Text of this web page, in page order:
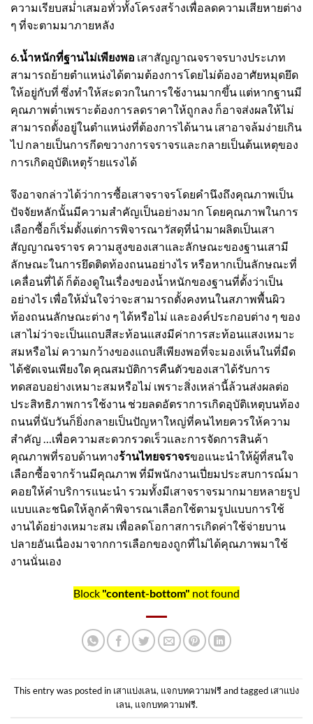
ความเรียบสม่ำเสมอทั่วทั้งโครงสร้างเพื่อลดความเสียหายต่าง
ๆ ที่จะตามมาภายหลัง
6.น้ำหนักที่ฐานไม่เพียงพอ เสาสัญญาณจราจรบางประเภท
สามารถย้ายตำแหน่งได้ตามต้องการโดยไม่ต้องอาศัยหมุดยึด
ให้อยู่กับที่ ซึ่งทำให้สะดวกในการใช้งานมากขึ้น แต่หากฐานมี
คุณภาพต่ำเพราะต้องการลดราคาให้ถูกลง ก็อาจส่งผลให้ไม่
สามารถตั้งอยู่ในตำแหน่งที่ต้องการได้นาน เสาอาจล้มง่ายเกิน
ไป กลายเป็นการกีดขวางการจราจรและกลายเป็นต้นเหตุของ
การเกิดอุบัติเหตุร้ายแรงได้
จึงอาจกล่าวได้ว่าการซื้อเสาจราจรโดยคำนึงถึงคุณภาพเป็น
ปัจจัยหลักนั้นมีความสำคัญเป็นอย่างมาก โดยคุณภาพในการ
เลือกซื้อก็เริ่มตั้งแต่การพิจารณาวัสดุที่นำมาผลิตเป็นเสา
สัญญาณจราจร ความสูงของเสาและลักษณะของฐานเสามี
ลักษณะในการยึดติดท้องถนนอย่างไร หรือหากเป็นลักษณะที่
เคลื่อนที่ได้ ก็ต้องดูในเรื่องของน้ำหนักของฐานที่ตั้งว่าเป็น
อย่างไร เพื่อให้มั่นใจว่าจะสามารถตั้งคงทนในสภาพพื้นผิว
ท้องถนนลักษณะต่าง ๆ ได้หรือไม่ และองค์ประกอบต่าง ๆ ของ
เสาไม่ว่าจะเป็นแถบสีสะท้อนแสงมีค่าการสะท้อนแสงเหมาะ
สมหรือไม่ ความกว้างของแถบสีเพียงพอที่จะมองเห็นในที่มืด
ได้ชัดเจนเพียงใด คุณสมบัติการคืนตัวของเสาได้รับการ
ทดสอบอย่างเหมาะสมหรือไม่ เพราะสิ่งเหล่านี้ล้วนส่งผลต่อ
ประสิทธิภาพการใช้งาน ช่วยลดอัตราการเกิดอุบัติเหตุบนท้อง
ถนนที่นับวันก็ยิ่งกลายเป็นปัญหาใหญ่ที่คนไทยควรให้ความ
สำคัญ …เพื่อความสะดวกรวดเร็วและการจัดการสินค้า
คุณภาพที่รอบด้านทางร้านไทยจราจรขอแนะนำให้ผู้ที่สนใจ
เลือกซื้อจากร้านมีคุณภาพ ที่มีพนักงานเปี่ยมประสบการณ์มา
คอยให้คำบริการแนะนำ รวมทั้งมีเสาจราจรมากมายหลายรูป
แบบและชนิดให้ลูกค้าพิจารณาเลือกใช้ตามรูปแบบการใช้
งานได้อย่างเหมาะสม เพื่อลดโอกาสการเกิดค่าใช้จ่ายบาน
ปลายอันเนื่องมาจากการเลือกของถูกที่ไม่ได้คุณภาพมาใช้
งานนั่นเอง
Block "content-bottom" not found
This entry was posted in เสาแบ่งเลน, แจกบทความฟรีand tagged เสาแบ่ง
เลน, แจกบทความฟรี.